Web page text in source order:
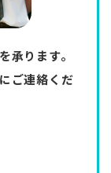
承ります。
ご連絡くだ